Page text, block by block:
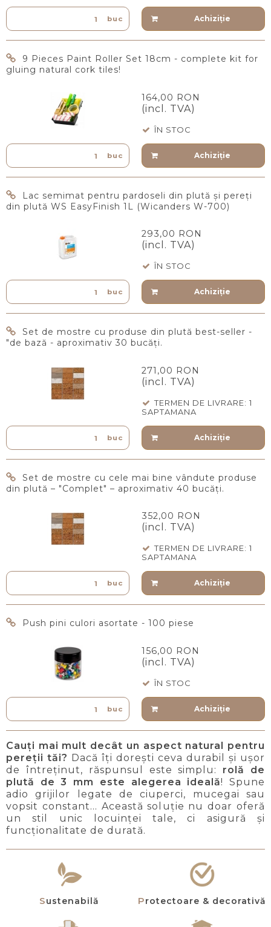
buc Achiziţie
9 Pieces Paint Roller Set 18cm - complete kit for
gluing natural cork tiles!
164,00 RON
(incl. TVA)
ÎN STOC
buc Achiziţie
Lac semimat pentru pardoseli din plută și pereți
din plută WS EasyFinish 1L (Wicanders W-700)
293,00 RON
(incl. TVA)
ÎN STOC
buc Achiziţie
Set de mostre cu produse din plută best-seller -
"de bază - aproximativ 30 bucăți.
271,00 RON
(incl. TVA)
TERMEN DE LIVRARE: 1
SAPTAMANA
buc Achiziţie
Set de mostre cu cele mai bine vândute produse
din plută – "Complet" – aproximativ 40 bucăți.
352,00 RON
(incl. TVA)
TERMEN DE LIVRARE: 1
SAPTAMANA
buc Achiziţie
Push pini culori asortate - 100 piese
156,00 RON
(incl. TVA)
ÎN STOC
buc Achiziţie
Cauți mai mult decât un aspect natural pentru
pereții tăi? Dacă îți dorești ceva durabil și ușor
de întreținut, răspunsul este simplu: rolă de
plută de 3 mm este alegerea ideală! Spune
adio grijilor legate de ciuperci, mucegai sau
vopsit constant… Această soluție nu doar oferă
un stil unic locuinței tale, ci asigură și
funcționalitate de durată.
Sustenabilă Protectoare & decorativă